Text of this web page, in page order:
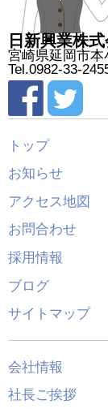
日新興業株
宮崎県延岡市
Tel.0982-33-
トップ
お知らせ
アクセス地図
お問合わせ
採用情報
ブログ
サイトマップ
会社情報
社長ご挨拶